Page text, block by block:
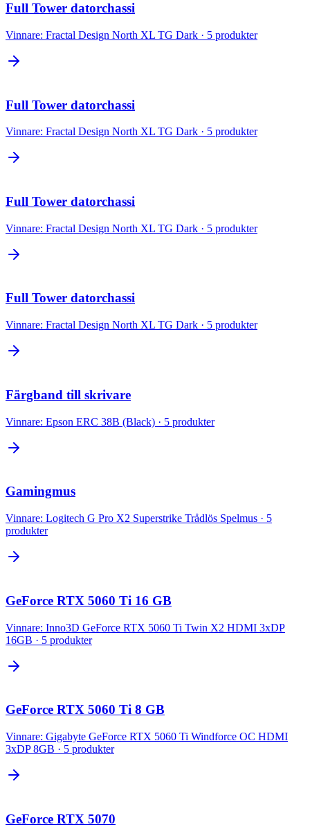
Full Tower datorchassi
Vinnare: Fractal Design North XL TG Dark · 5 produkter
Full Tower datorchassi
Vinnare: Fractal Design North XL TG Dark · 5 produkter
Full Tower datorchassi
Vinnare: Fractal Design North XL TG Dark · 5 produkter
Full Tower datorchassi
Vinnare: Fractal Design North XL TG Dark · 5 produkter
Färgband till skrivare
Vinnare: Epson ERC 38B (Black) · 5 produkter
Gamingmus
Vinnare: Logitech G Pro X2 Superstrike Trådlös Spelmus · 5
produkter
GeForce RTX 5060 Ti 16 GB
Vinnare: Inno3D GeForce RTX 5060 Ti Twin X2 HDMI 3xDP
16GB · 5 produkter
GeForce RTX 5060 Ti 8 GB
Vinnare: Gigabyte GeForce RTX 5060 Ti Windforce OC HDMI
3xDP 8GB · 5 produkter
GeForce RTX 5070